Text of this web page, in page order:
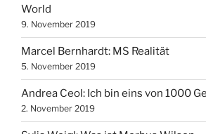
World
9. November 2019
Marcel Bernhardt: MS Realität
5. November 2019
Andrea Ceol: Ich bin eins von 1000
2. November 2019